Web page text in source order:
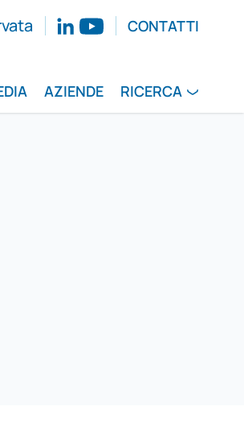
CONTATTI
AZIENDE RICERCA